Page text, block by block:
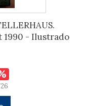
1990 - Ilustrado